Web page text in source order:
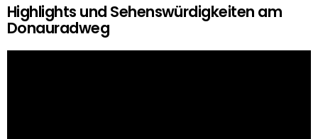
Highlights und Sehenswürdigkeiten am
Donauradweg